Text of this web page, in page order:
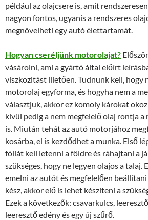
például az olajcsere is, amit
nagyon fontos, ugyanis a rendszeres
megnövelheti egy autó élettartamát.
Hogyan cseréljünk motorolajat?
vásárolni, ami a gyártó által előírt
viszkozitást illetően. Tudnunk kell, hogy
motorolaj egyforma, és hogyha nem a
választjuk, akkor ez komoly károkat
kívül pedig a nem megfelelő olaj rontja
is. Miután tehát az autó motorjához
kosárba, el is kezdődhet a munka. Első
fóliát kell letenni a földre és ráhajtani a
szükséges, hogy ne legyen olajos a talaj.
emelni az autót és megfelelően beállítani
kész, akkor elő is lehet készíteni a
Ezek a következők: csavarkulcs,
leeresztő edény és egy új szűrő.